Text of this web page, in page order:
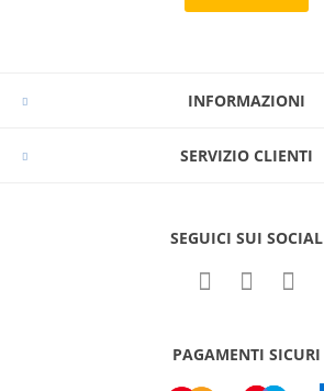
INFORMAZIONI
SERVIZIO CLIENTI
SEGUICI SUI SOCIAL
PAGAMENTI SICURI